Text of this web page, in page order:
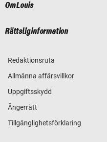
Om Louis
Rättslig information
Redaktionsruta
Allmänna affärsvillkor
Uppgiftsskydd
Ångerrätt
Tillgänglighetsförklaring